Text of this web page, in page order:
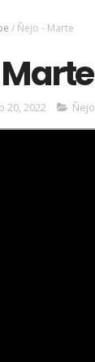
/ Ñejo - Marte
20, 2022 Ñejo